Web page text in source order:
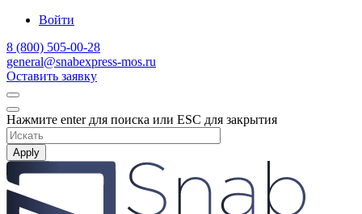
Войти
8 (800) 505-00-28
general@snabexpress-mos.ru
Оставить заявку
Нажмите enter для поиска или ESC для закрытия
Apply